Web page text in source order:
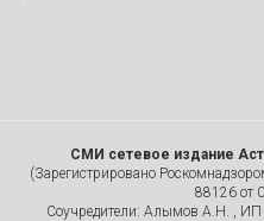
СМИ сетевое издание
(Зарегистрировано
88126 от
Соучредители: Алымов А.Н. ,